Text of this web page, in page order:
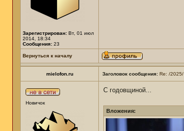
Зарегистрирован: Вт, 01 июл
2014, 18:34
Сообщения: 23
Вернуться к началу
mielofon.ru Заголовок сообщения: Re: /2025/
Новичок
С годовщиной...
Вложения: